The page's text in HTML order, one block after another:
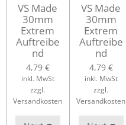
VS Made
30mm
Extrem
Auftreibe
nd
4,79 €
inkl. MwSt
zzgl.
Versandkosten
VS Made
30mm
Extrem
Auftreibe
nd
4,79 €
inkl. MwSt
zzgl.
Versandkosten